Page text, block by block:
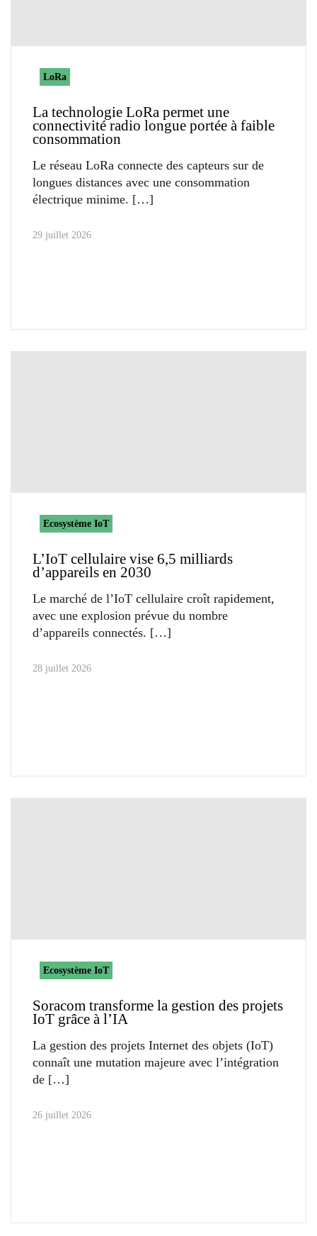
LoRa
La technologie LoRa permet une
connectivité radio longue portée à faible
consommation
Le réseau LoRa connecte des capteurs sur de
longues distances avec une consommation
électrique minime.
29 juillet 2026
Ecosystème IoT
L’IoT cellulaire vise 6,5 milliards
d’appareils en 2030
Le marché de l’IoT cellulaire croît rapidement,
avec une explosion prévue du nombre
d’appareils connectés.
28 juillet 2026
Ecosystème IoT
Soracom transforme la gestion des projets
IoT grâce à l’IA
La gestion des projets Internet des objets (IoT)
connaît une mutation majeure avec l’intégration
de
26 juillet 2026